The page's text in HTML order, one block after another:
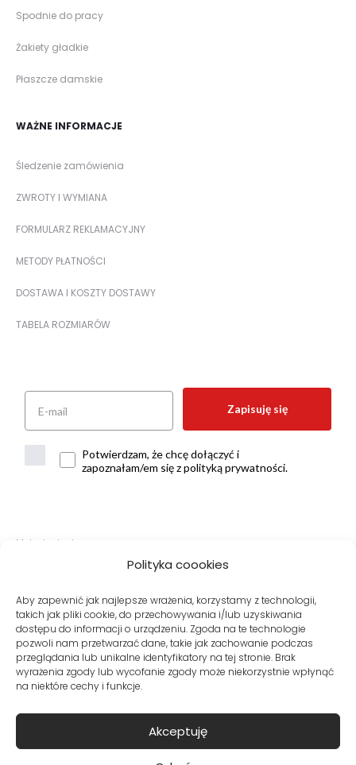
Polityka coookies
Aby zapewnić jak najlepsze wrażenia, korzystamy z technologii,
takich jak pliki cookie, do przechowywania i/lub uzyskiwania
dostępu do informacji o urządzeniu. Zgoda na te technologie
pozwoli nam przetwarzać dane, takie jak zachowanie podczas
przeglądania lub unikalne identyfikatory na tej stronie. Brak
wyrażenia zgody lub wycofanie zgody może niekorzystnie wpłynąć
na niektóre cechy i funkcje.
Akceptuję
Spodnie do pracy
Żakiety gładkie
Płaszcze damskie
WAŻNE INFORMACJE
Śledzenie zamówienia
ZWROTY I WYMIANA
FORMULARZ REKLAMACYJNY
METODY PŁATNOŚCI
DOSTAWA I KOSZTY DOSTAWY
TABELA ROZMIARÓW
Zapisuję się
Potwierdzam, że chcę dołączyć i
zapoznałam/em się z polityką prywatności.
Metody dostawy:
Bezpieczne płatności:
© Copyright VITO VERGELIS® Sklep internetowy z odzieżą damską